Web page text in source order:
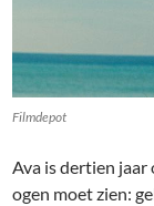
Filmdepot
Ava is dertien jaar
ogen moet zien: